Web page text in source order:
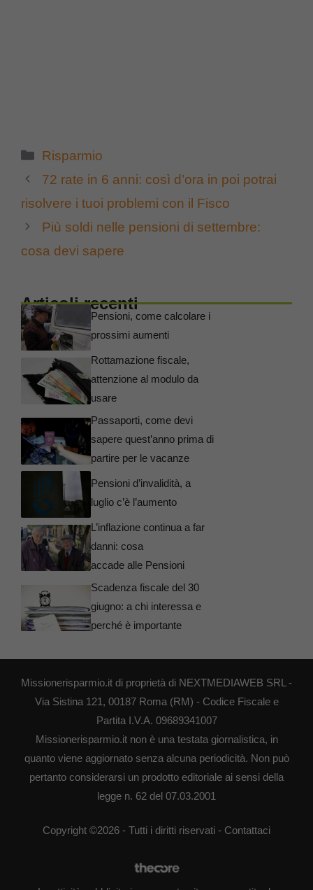
Categorie
Risparmio
72 rate in 6 anni: così d’ora in poi potrai
risolvere i tuoi problemi con il Fisco
Più soldi nelle pensioni di settembre:
cosa devi sapere
Articoli recenti
Pensioni, come calcolare i
prossimi aumenti
Rottamazione fiscale,
attenzione al modulo da
usare
Passaporti, come devi
sapere quest’anno prima di
partire per le vacanze
Pensioni d’invalidità, a
luglio c’è l’aumento
L’inflazione continua a far
danni: cosa
accade alle Pensioni
Scadenza fiscale del 30
giugno: a chi interessa e
perché è importante
Missionerisparmio.it di proprietà di NEXTMEDIAWEB SRL -
Via Sistina 121, 00187 Roma (RM) - Codice Fiscale e
Partita I.V.A. 09689341007
Missionerisparmio.it non è una testata giornalistica, in
quanto viene aggiornato senza alcuna periodicità. Non può
pertanto considerarsi un prodotto editoriale ai sensi della
legge n. 62 del 07.03.2001
Copyright ©2026 - Tutti i diritti riservati - Contattaci